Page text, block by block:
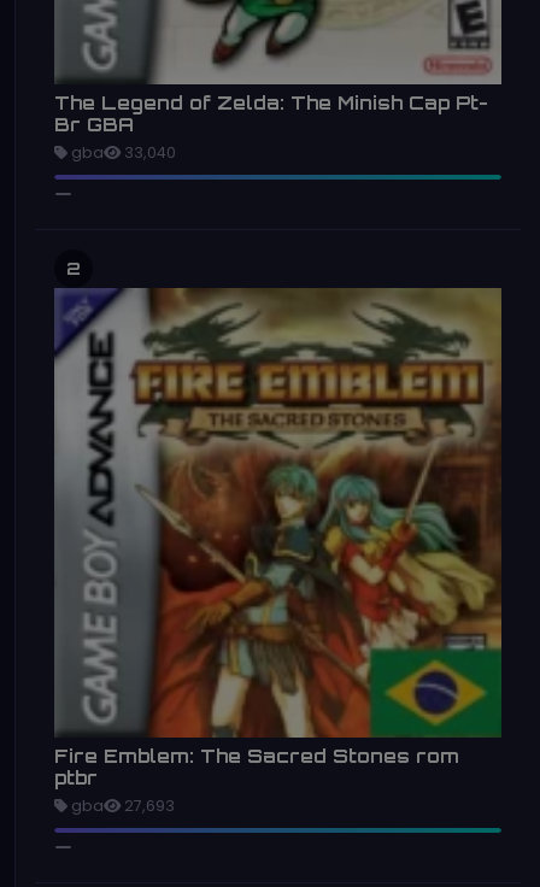
The Legend of Zelda: The Minish Cap Pt-
Br GBA
gba 33,040
2
Fire Emblem: The Sacred Stones rom
ptbr
gba 27,693